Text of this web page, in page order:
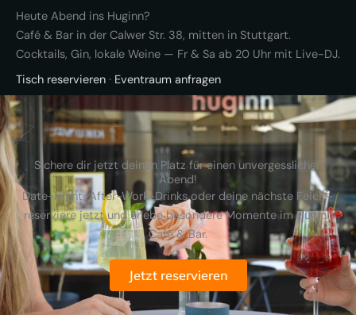
Heute Abend ins Huginn?
Café & Bar in der Calwer Str. 38, mitten in Stuttgart.
Cocktails, Gin, lokale Weine — Fr & Sa ab 20 Uhr mit Live-DJ.
Tisch reservieren · Eventraum anfragen
Sichere dir jetzt deinen Platz für einen unvergesslichen
Abend!
Date-Night, After-Work-Drinks oder deine nächste Feier –
reserviere jetzt und erlebe besondere Momente im Huginn
Café & Bar.
Jetzt reservieren